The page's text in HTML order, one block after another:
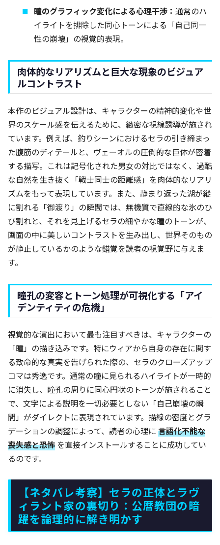
瞳のグラフィック変化による心理干渉：通常のハ
イライトを排除した同心トーンによる「自己同一
性の崩壊」の視覚的表現。
肉体的なリアリズムと巨大な現象のビジュア
ルコントラスト
本作のビジュアル設計は、キャラクターの精神的変化や世
界のスケール感を伝えるために、緻密な視線誘導が施され
ています。例えば、釣りシーンにおけるセラの引き締まっ
た腹筋のディテールと、ヴェーオルの圧倒的な巨体が密着
する描写。これは記号化された男女の対比ではなく、過酷
な自然を生き抜く「戦士同士の距離感」を肉体的なリアリ
ズムをもって表現しています。また、静まり返った湖が縦
に割れる「御渡り」の瞬間では、無機質で直線的な氷のひ
び割れと、それを見上げるセラの細やかな瞳のトーンが、
画面の中に美しいコントラストを生み出し、世界そのもの
が静止しているかのような錯覚を読者の視覚野に与えま
す。
瞳孔の変容とトーン処理が可視化する「アイ
デンティティの危機」
視覚的な演出において最も注目すべきは、キャラクターの
「瞳」の描き込みです。特にウィアから自身の存在に関す
る致命的な真実を告げられた際の、セラのクローズアップ
コマは秀逸です。通常の瞳に見られるハイライトが一時的
に消失し、瞳孔の周りに同心円状のトーンが施されること
で、文字による説明を一切必要としない「自己崩壊の瞬
間」がダイレクトに表現されています。描線の密度とグラ
デーションの調整によって、読者の心理に 言語化不能な
喪失感と恐怖 を直接インストールすることに成功してい
るのです。
【ネタバレ考察】セラの正体とラヴ
ィラント家の裏切り：公暦教団の暗
躍を論理的に解き明かす